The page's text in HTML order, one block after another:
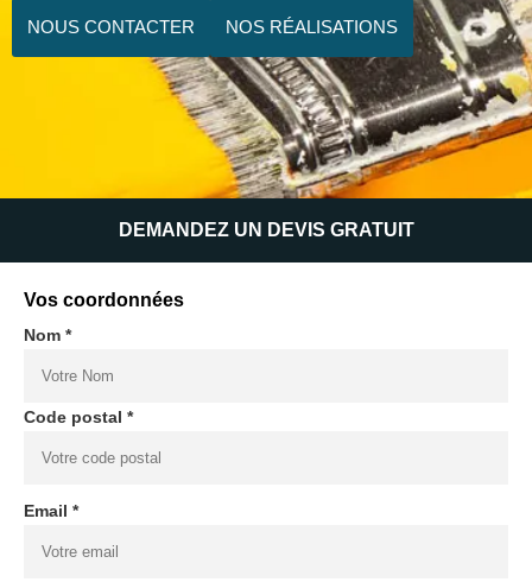
NOUS CONTACTER NOS RÉALISATIONS
DEMANDEZ UN DEVIS GRATUIT
Vos coordonnées
Nom *
Code postal *
Email *